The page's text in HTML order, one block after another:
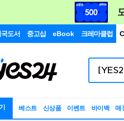
도서 중고샵 eBook 크레마클럽
베스트 신상품 이벤트 바이백 매